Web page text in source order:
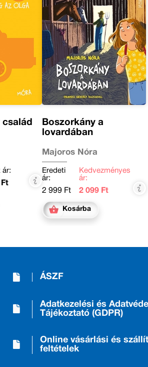
ár:
Ft
Boszorkány a
lovardában
Majoros Nóra
Eredeti
ár:
2 999 Ft
Kedvezményes
ár:
2 099 Ft
Kosárba
ÁSZF
Adatkezelési és
Tájékoztató (GDPR)
Online vásárlási és
feltételek